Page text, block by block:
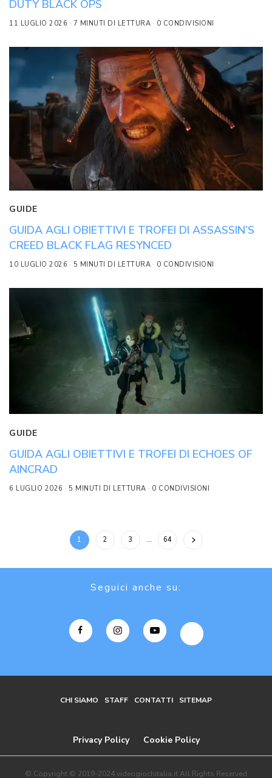
DUTY BLACK OPS
11 LUGLIO 2026 7 MINUTI DI LETTURA 0 CONDIVISIONI
GUIDE
GUIDA AGLI OBIETTIVI E TROFEI DI ASSASSIN’S
CREED BLACK FLAG RESYNCED
10 LUGLIO 2026 5 MINUTI DI LETTURA 0 CONDIVISIONI
GUIDE
GUIDA AGLI OBIETTIVI E TROFEI DI ECHOES OF
AINCRAD
6 LUGLIO 2026 5 MINUTI DI LETTURA 0 CONDIVISIONI
1 2 3 … 64
Seguici anche su:
CHI SIAMO STAFF CONTATTI SITEMAP
Privacy Policy Cookie Policy
© Copyright © 2019-2024 videogiochitalia.it All Rights Reserved